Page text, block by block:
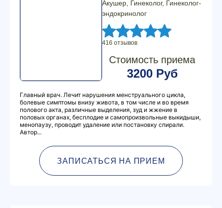
Акушер, Гинеколог, Гинеколог-
эндокринолог
416 отзывов
Стоимость приема
3200 Руб
Главный врач. Лечит нарушения менструального цикла,
болевые симптомы внизу живота, в том числе и во время
полового акта, различные выделения, зуд и жжение в
половых органах, бесплодие и самопроизвольные выкидыши,
менопаузу, проводит удаление или постановку спирали.
Автор...
ЗАПИСАТЬСЯ НА ПРИЕМ